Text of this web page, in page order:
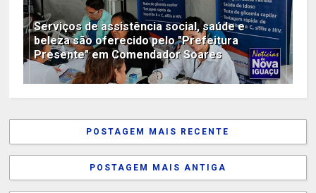
Serviços de assistência social, saúde e
beleza são oferecido pelo "Prefeitura
Presente" em Comendador Soares
POSTAGEM MAIS RECENTE
POSTAGEM MAIS ANTIGA